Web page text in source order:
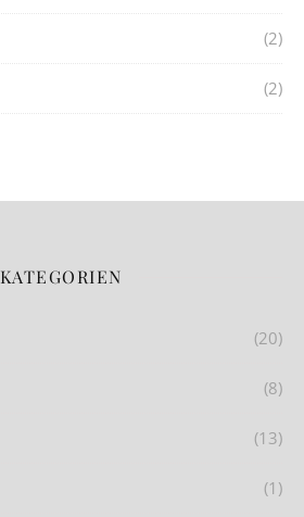
(2)
(2)
KATEGORIEN
(20)
(8)
(13)
(1)